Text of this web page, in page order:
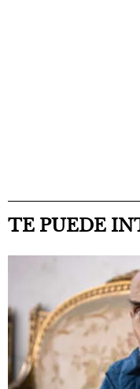
TE PUEDE